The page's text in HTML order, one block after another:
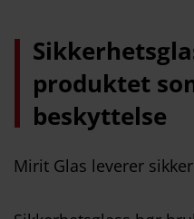
produktet
beskyttelse
Mirit Glas leverer